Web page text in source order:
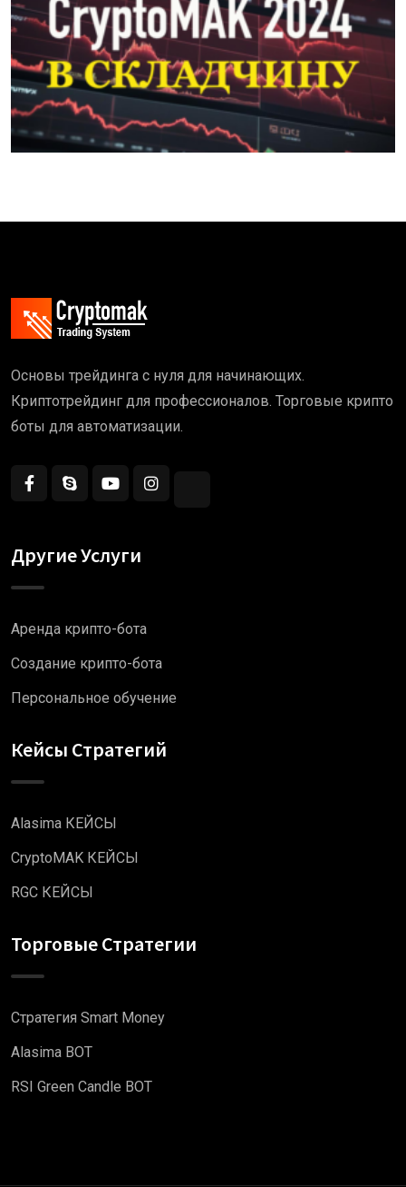
Основы трейдинга с нуля для начинающих.
Криптотрейдинг для профессионалов. Торговые крипто
боты для автоматизации.
Другие Услуги
Аренда крипто-бота
Создание крипто-бота
Персональное обучение
Кейсы Стратегий
Alasima КЕЙСЫ
CryptoMAK КЕЙСЫ
RGC КЕЙСЫ
Торговые Стратегии
Стратегия Smart Money
Alasima BOT
RSI Green Candle BOT